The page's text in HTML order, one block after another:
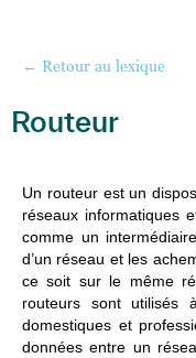
← Retour au lexique
Routeur
Un routeur est un
réseaux informatiques
comme un
d’un réseau et les
ce soit sur le même
routeurs sont utilisés
domestiques et
données entre un